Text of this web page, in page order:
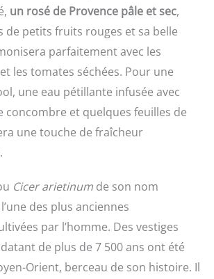
un rosé de Provence pâle et sec,
de petits fruits rouges et sa belle
parfaitement avec les
les tomates séchées. Pour une
une eau pétillante infusée avec
concombre et quelques feuilles de
une touche de fraîcheur
Cicer arietinum de son nom
des plus anciennes
par l’homme. Des vestiges
de plus de 7 500 ans ont été
Orient, berceau de son histoire. Il